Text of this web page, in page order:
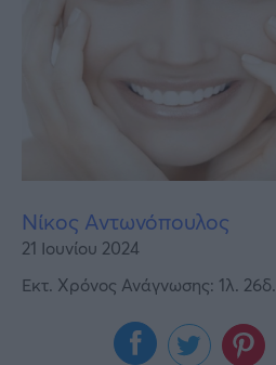
Νίκος Αντωνόπουλος
21 Ιουνίου 2024
Εκτ. Χρόνος Ανάγνωσης: 1λ. 26δ.